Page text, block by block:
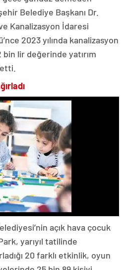
Belediye Başkanı Dr.
Kanalizasyon İdaresi
2023 yılında kanalizasyon
lir değerinde yatırım
açık hava çocuk
yarıyıl tatilinde
20 farklı etkinlik, oyun